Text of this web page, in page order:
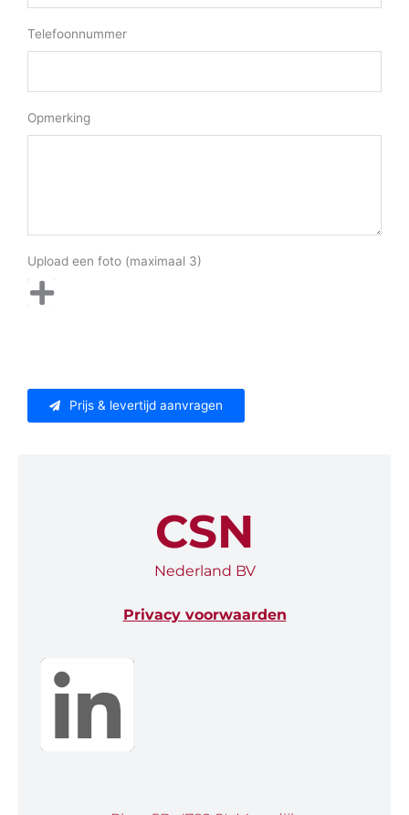
Telefoonnummer
Opmerking
Upload een foto (maximaal 3)
Prijs & levertijd aanvragen
CSN
Nederland BV
Privacy voorwaarden